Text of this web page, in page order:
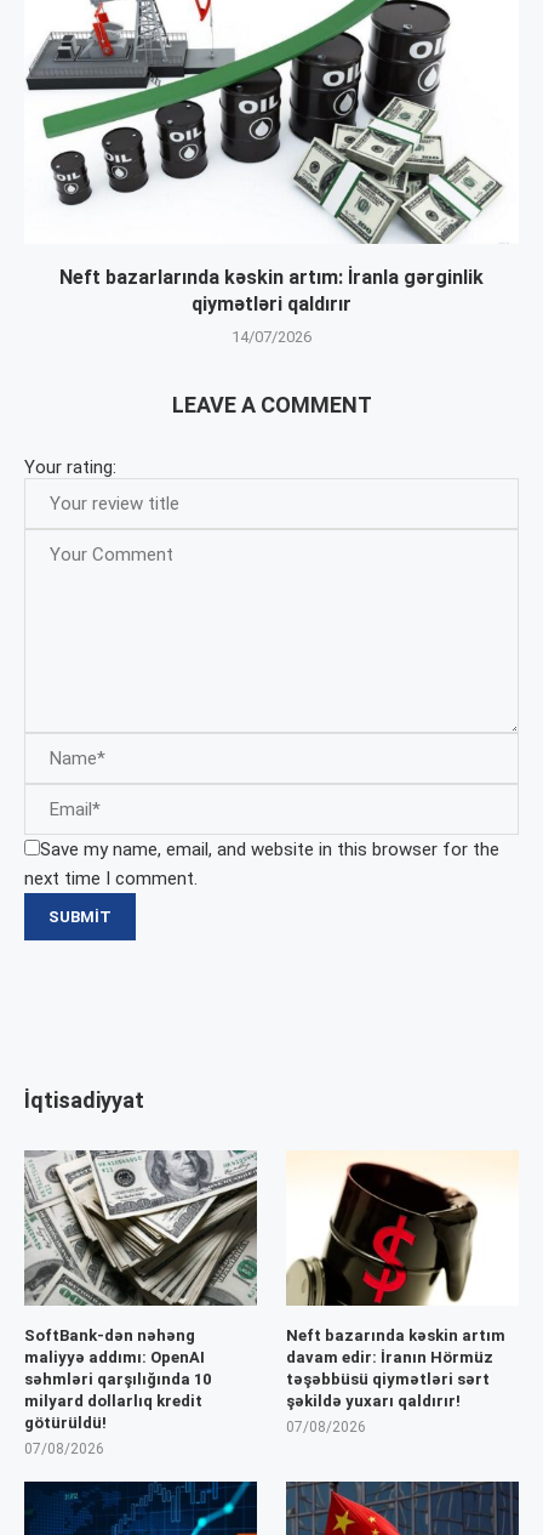
Neft bazarlarında kəskin artım: İranla gərginlik
qiymətləri qaldırır
14/07/2026
LEAVE A COMMENT
Your rating:
Save my name, email, and website in this browser for the
next time I comment.
İqtisadiyyat
SoftBank-dən nəhəng
maliyyə addımı: OpenAI
səhmləri qarşılığında 10
milyard dollarlıq kredit
götürüldü!
07/08/2026
Neft bazarında kəskin artım
davam edir: İranın Hörmüz
təşəbbüsü qiymətləri sərt
şəkildə yuxarı qaldırır!
07/08/2026